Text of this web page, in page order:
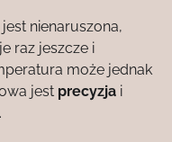
nienaruszona,
raz jeszcze i
może jednak
jest precyzja i